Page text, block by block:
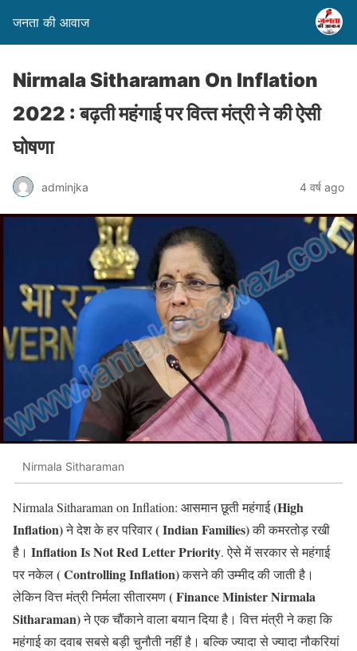
जनता की आवाज
Nirmala Sitharaman On Inflation
2022 : बढ़ती महंगाई पर व‍ित्‍त मंत्री ने की ऐसी
घोषणा
adminjka 4 वर्ष ago
Nirmala Sitharaman
Nirmala Sitharaman on Inflation: आसमान छूती महंगाई(High
Inflation)ने देश के हर परिवार( Indian Families)की कमरतोड़ रखी
है। Inflation Is Not Red Letter Priority. ऐसे में सरकार से महंगाई
पर नकेल( Controlling Inflation)कसने की उम्मीद की जाती है।
लेकिन वित्त मंत्री निर्मला सीतारमण( Finance Minister Nirmala
Sitharaman)ने एक चौंकाने वाला बयान दिया है। वित्त मंत्री ने कहा कि
महंगाई का दवाब सबसे बड़ी चुनौती नहीं है। बल्कि ज्यादा से ज्यादा नौकरियां